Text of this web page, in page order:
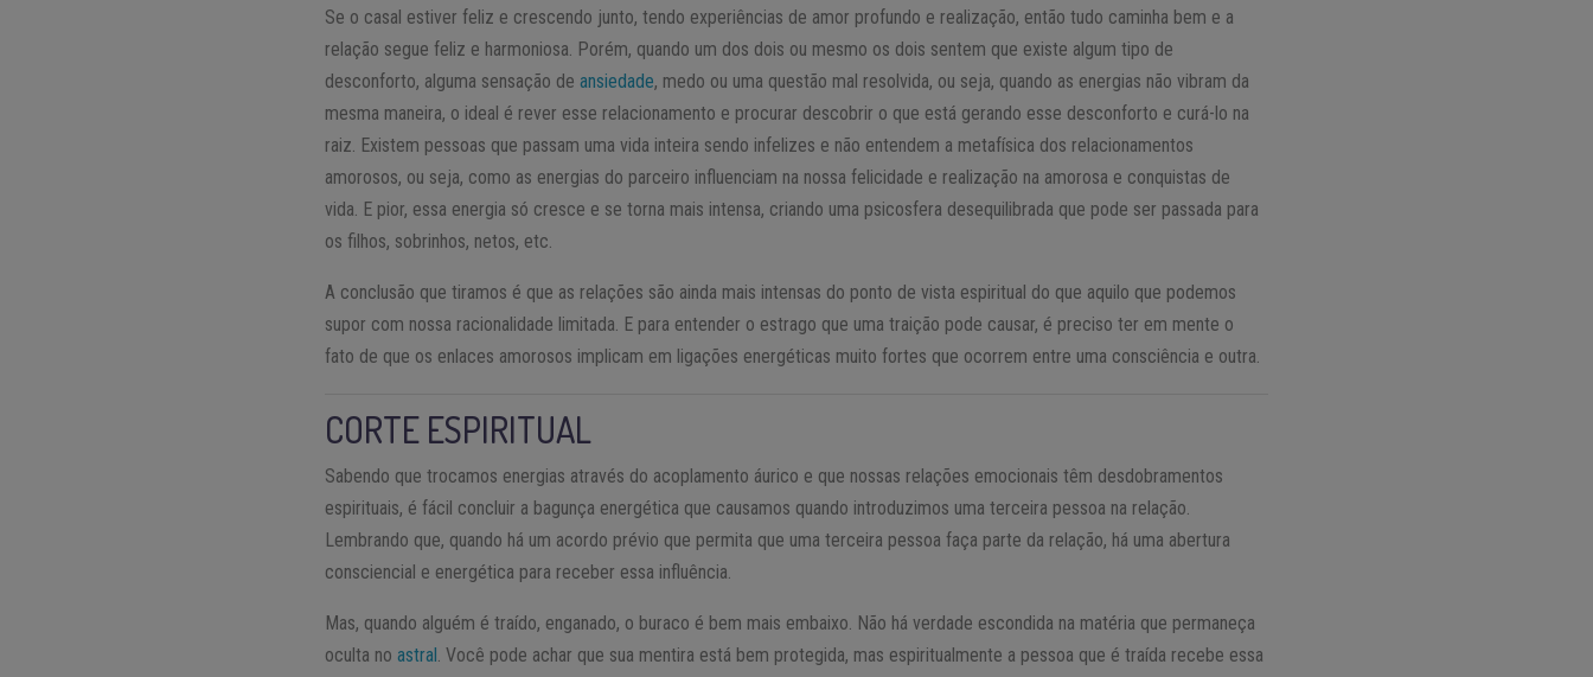
Se o casal estiver feliz e crescendo junto, tendo experiências de amor profundo e realização, então tudo caminha bem e a
relação segue feliz e harmoniosa. Porém, quando um dos dois ou mesmo os dois sentem que existe algum tipo de
desconforto, alguma sensação deansiedade, medo ou uma questão mal resolvida, ou seja, quando as energias não vibram da
mesma maneira, o ideal é rever esse relacionamento e procurar descobrir o que está gerando esse desconforto e curá-lo na
raiz. Existem pessoas que passam uma vida inteira sendo infelizes e não entendem a metafísica dos relacionamentos
amorosos, ou seja, como as energias do parceiro influenciam na nossa felicidade e realização na amorosa e conquistas de
vida. E pior, essa energia só cresce e se torna mais intensa, criando uma psicosfera desequilibrada que pode ser passada para
os filhos, sobrinhos, netos, etc.
A conclusão que tiramos é que as relações são ainda mais intensas do ponto de vista espiritual do que aquilo que podemos
supor com nossa racionalidade limitada. E para entender o estrago que uma traição pode causar, é preciso ter em mente o
fato de que os enlaces amorosos implicam em ligações energéticas muito fortes que ocorrem entre uma consciência e outra.
CORTE ESPIRITUAL
Sabendo que trocamos energias através do acoplamento áurico e que nossas relações emocionais têm desdobramentos
espirituais, é fácil concluir a bagunça energética que causamos quando introduzimos uma terceira pessoa na relação.
Lembrando que, quando há um acordo prévio que permita que uma terceira pessoa faça parte da relação, há uma abertura
consciencial e energética para receber essa influência.
Mas, quando alguém é traído, enganado, o buraco é bem mais embaixo. Não há verdade escondida na matéria que permaneça
oculta noastral . Você pode achar que sua mentira está bem protegida, mas espiritualmente a pessoa que é traída recebe essa